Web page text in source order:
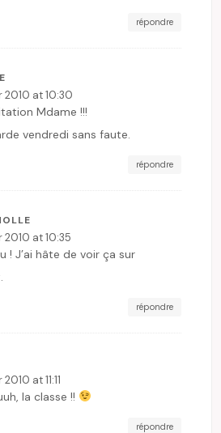
répondre
2010 at 10:30
Mdame !!!
vendredi sans faute.
répondre
2010 at 10:35
! J’ai hâte de voir ça sur
répondre
at 11:11
la classe !!
répondre